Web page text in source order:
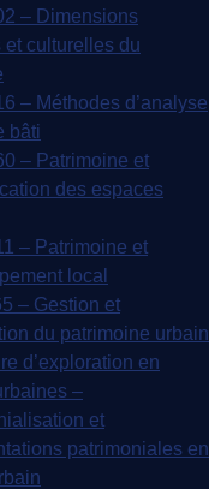
– Dimensions
et culturelles du
– Méthodes d’analyse
bâti
– Patrimoine et
des espaces
– Patrimoine et
local
– Gestion et
du patrimoine urbain
d’exploration en
–
et
patrimoniales en